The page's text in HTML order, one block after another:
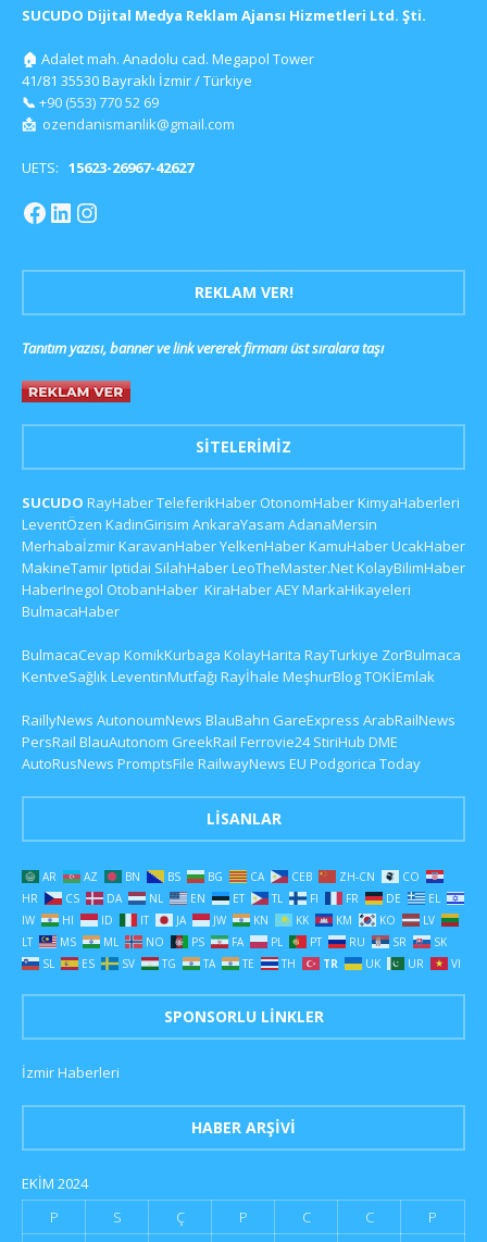
SUCUDO Dijital Medya Reklam Ajansı Hizmetleri Ltd. Şti.
🏠 Adalet mah. Anadolu cad. Megapol Tower
41/81 35530 Bayraklı İzmir / Türkiye
📞 +90 (553) 770 52 69
📩 ozendanismanlik@gmail.com
UETS: 15623-26967-42627
REKLAM VER!
Tanıtım yazısı, banner ve link vererek firmanı üst sıralara taşı
SITELERIMIZ
SUCUDO RayHaberTeleferikHaber OtonomHaberKimyaHaberleri
LeventÖzen KadinGirisim AnkaraYasam AdanaMersin
MerhabaİzmirKaravanHaberYelkenHaberKamuHaberUcakHaber
MakineTamirIptidai SilahHaberLeoTheMaster.NetKolayBilimHaber
HaberInegol OtobanHaber KiraHaberAEYMarkaHikayeleri
BulmacaHaber
BulmacaCevap KomikKurbaga KolayHarita RayTurkiye ZorBulmaca
KentveSağlıkLeventinMutfağı Rayİhale MeşhurBlogTOKİEmlak
RaillyNews AutonoumNews BlauBahn GareExpress ArabRailNews
PersRail BlauAutonom GreekRail Ferrovie24 StiriHub DME
AutoRusNews PromptsFile RailwayNews EU Podgorica Today
LISANLAR
AR AZ BN BS BG CA CEB ZH-CN
CO
HR
CS DA NL EN ET TL FI FR DE
EL
IW
HI ID IT JA JW KN KK KM KO
LV
LT
MS ML NO PS FA PL PT RU SR
SK
SL
ES SV TG TA TE TH TR UK UR VI
SPONSORLU LINKLER
İzmir Haberleri
HABER ARŞIVI
EKIM 2024
P
S Ç P C C
P